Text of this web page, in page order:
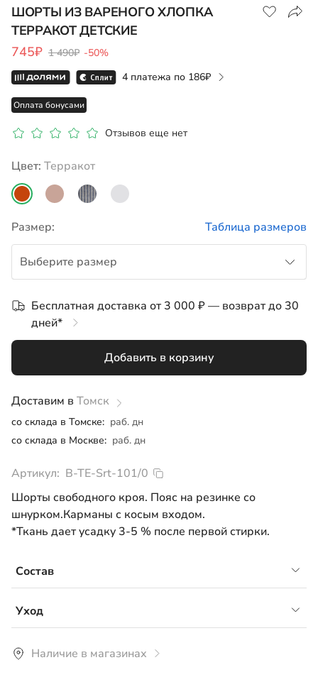
ШОРТЫ ИЗ ВАРЕНОГО ХЛОПКА
ТЕРРАКОТ ДЕТСКИЕ
745₽ 1 490₽ -50%
4 платежа по 186
Оплата бонусами
Отзывов еще нет
Цвет: терракот
Размер: Таблица размеров
Выберите размер
98
116
от 116
Бесплатная доставка от 3 000 ₽ — возврат до 30
дней*
Добавить в корзину
Доставим в Томск
со склада в Томске: раб. дн
со склада в Москве: раб. дн
Артикул: B-TE-Srt-101/0
Шорты свободного кроя. Пояс на резинке со
шнурком.Карманы с косым входом.
*Ткань дает усадку 3-5 % после первой стирки.
Состав
Вареный хлопок, 100% хлопок
Уход
Рекомендуется ручная или машинная стирка со
средствами для цветного белья при температуре не
Наличие в магазинах